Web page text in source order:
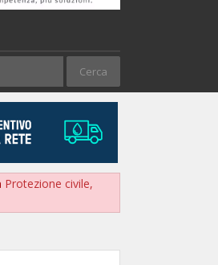
Protezione civile,